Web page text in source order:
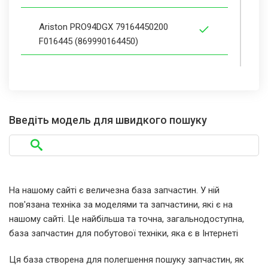
Ariston PRO94DGX 79164450200
F016445 (869990164450)
Ariston PRO94DGXUK 79177600000
F017760 (869990177600)
Ariston PRO 84 GX 79164460000
F016446 (869990164460)
Ariston PRO 94 DGX 79164450000
Введіть модель для швидкого пошуку
На нашому сайті є величезна база запчастин. У ній
пов'язана техніка за моделями та запчастини, які є на
нашому сайті. Це найбільша та точна, загальнодоступна,
база запчастин для побутової техніки, яка є в Інтернеті
Ця база створена для полегшення пошуку запчастин, як